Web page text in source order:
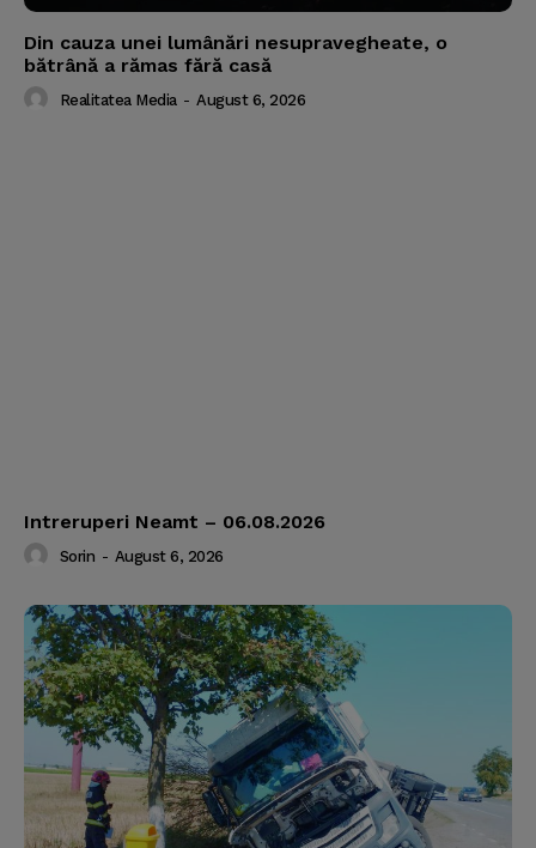
Din cauza unei lumânări nesupravegheate, o
bătrână a rămas fără casă
Realitatea Media - August 6, 2026
Intreruperi Neamt – 06.08.2026
Sorin - August 6, 2026